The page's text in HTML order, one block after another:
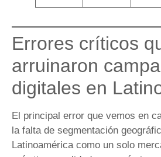
Errores críticos
arruinaron
digitales en
El principal error que vemos en
la falta de segmentación
Latinoamérica como un solo